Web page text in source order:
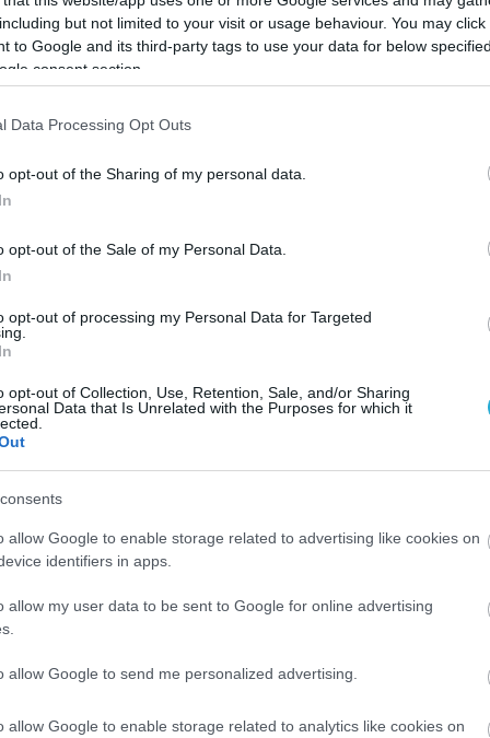
but not limited to your visit or usage behaviour. You may
to Google and its third-party tags to use your data for below
consent section.
Data Processing Opt Outs
opt-out of the Sharing of my personal data.
opt-out of the Sale of my Personal Data.
opt-out of processing my Personal Data for Targeted
opt-out of Collection, Use, Retention, Sale, and/or Sharing
Data that Is Unrelated with the Purposes for which it
allow Google to enable storage related to advertising like cookies on
identifiers in apps.
allow my user data to be sent to Google for online advertising
allow Google to send me personalized advertising.
allow Google to enable storage related to analytics like cookies on
αποδεδειγμένα μειώνουν το θεραπευτικό
έως σήμερα μέσω του ΙΦΕΤ, σε υψηλότερες
προοπτικά να υποβοηθήσει στη συνολική
αλλά και στη διαμόρφωση χαμηλότερων
κατηγορίες.